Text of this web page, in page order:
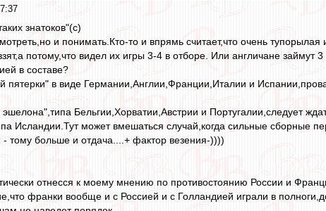
знатоков"(с)
и понимать.Кто-то и впрямь считает,что очень
потому,что видел их игры 3-4 в отборе. Или англичане займут
в составе?
пятерки" в виде Германии,Англии,Франции,Италии и
эшелона",типа Бельгии,Хорватии,Австрии и Португалии,следует
Исландии.Тут может вмешаться случай,когда сильные сборные
- тому больше и отдача....+ фактор везения-))))
отнесся к моему мнению по противостоянию России и
франки вообще и с Россией и с Голландией играли в